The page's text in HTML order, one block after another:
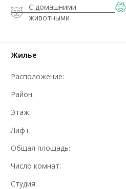
С домашними
животными
Жилье
Расположение:
Район:
Этаж:
Лифт:
Общая площадь:
Число комнат:
Студия: